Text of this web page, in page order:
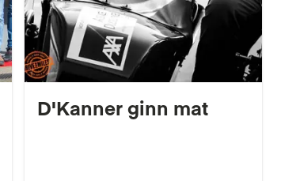
D'Kanner ginn mat